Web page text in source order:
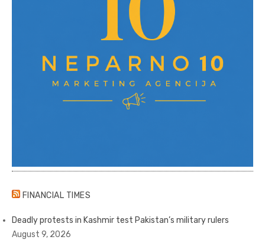
FINANCIAL TIMES
Deadly protests in Kashmir test Pakistan’s military rulers
August 9, 2026